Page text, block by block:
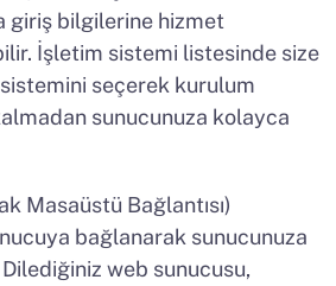
giriş bilgilerine hizmet
İşletim sistemi listesinde size
seçerek kurulum
sunucunuza kolayca
Masaüstü Bağlantısı)
bağlanarak sunucunuza
web sunucusu,